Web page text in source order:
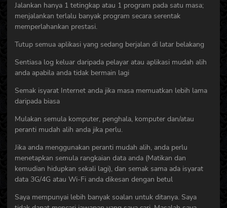
Jalankan hanya 1 tetingkap atau 1 program pada satu masa;
menjalankan terlalu banyak program secara serentak
memperlahankan prestasi.
Tutup semua aplikasi yang sedang berjalan di latar belakang
Sentiasa log keluar daripada pelayar atau aplikasi mudah alih
anda apabila anda tidak bermain lagi
Semak isyarat Internet anda jika masa memuatkan lebih lama
daripada biasa
Mulakan semula komputer, penghala, komputer dan/atau
peranti mudah alih anda jika perlu.
Jika anda menggunakan peranti mudah alih, anda perlu
menetapkan semula rangkaian data anda (Matikan dan
kemudian hidupkan sekali lagi), dan semak sama ada isyarat
data 3G/4G atau Wi-Fi anda dikesan dengan betul
Saya mempunyai lebih banyak soalan untuk ditanya. Saya